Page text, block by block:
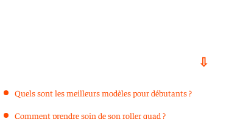
Quels sont les meilleurs modèles pour débutants ?
Comment prendre soin de son roller quad ?